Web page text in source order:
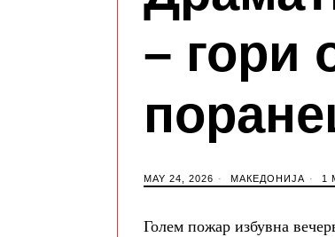
– гори
MAY 24, 2026 МАКЕДОНИЈА 1
Голем пожар избувна